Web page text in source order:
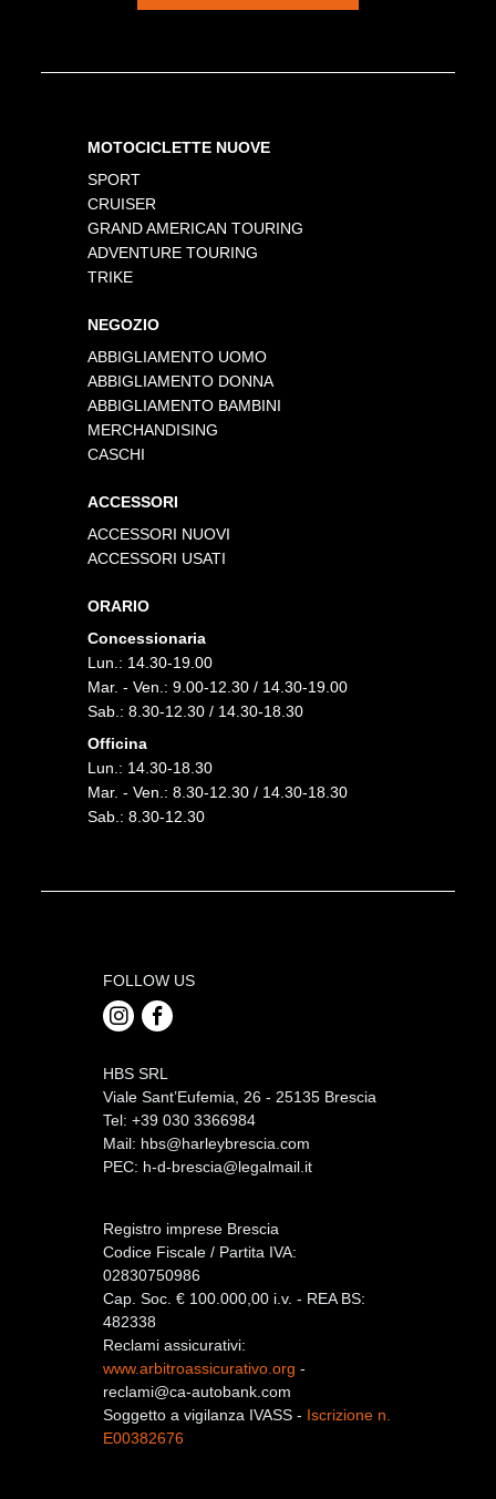
MOTOCICLETTE NUOVE
SPORT
CRUISER
GRAND AMERICAN TOURING
ADVENTURE TOURING
TRIKE
NEGOZIO
ABBIGLIAMENTO UOMO
ABBIGLIAMENTO DONNA
ABBIGLIAMENTO BAMBINI
MERCHANDISING
CASCHI
ACCESSORI
ACCESSORI NUOVI
ACCESSORI USATI
ORARIO
Concessionaria
Lun.: 14.30-19.00
Mar. - Ven.: 9.00-12.30 / 14.30-19.00
Sab.: 8.30-12.30 / 14.30-18.30
Officina
Lun.: 14.30-18.30
Mar. - Ven.: 8.30-12.30 / 14.30-18.30
Sab.: 8.30-12.30
FOLLOW US
HBS SRL
Viale Sant’Eufemia, 26 - 25135 Brescia
Tel: +39 030 3366984
Mail: hbs@harleybrescia.com
PEC: h-d-brescia@legalmail.it
Registro imprese Brescia
Codice Fiscale / Partita IVA:
02830750986
Cap. Soc. € 100.000,00 i.v. - REA BS:
482338
Reclami assicurativi:
www.arbitroassicurativo.org -
reclami@ca-autobank.com
Soggetto a vigilanza IVASS - Iscrizione n.
E00382676